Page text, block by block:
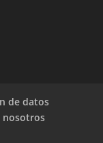
de datos
nosotros